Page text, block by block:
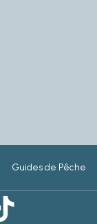
Guides de Pêche